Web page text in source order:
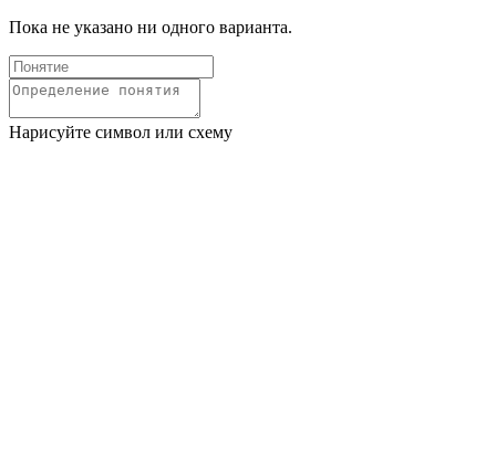
Пока не указано ни одного варианта.
Нарисуйте символ или схему